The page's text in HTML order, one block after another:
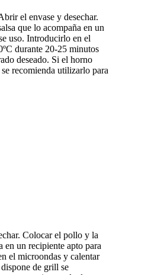
el envase y desechar.
que lo acompaña en un
uso. Introducirlo en el
durante 20-25 minutos
deseado. Si el horno
recomienda utilizarlo para
Colocar el pollo y la
en un recipiente apto para
el microondas y calentar
de grill se